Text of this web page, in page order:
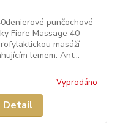
punčochové
Fiore Massage 40
masáží
lemem. Ant...
Vyprodáno
Detail